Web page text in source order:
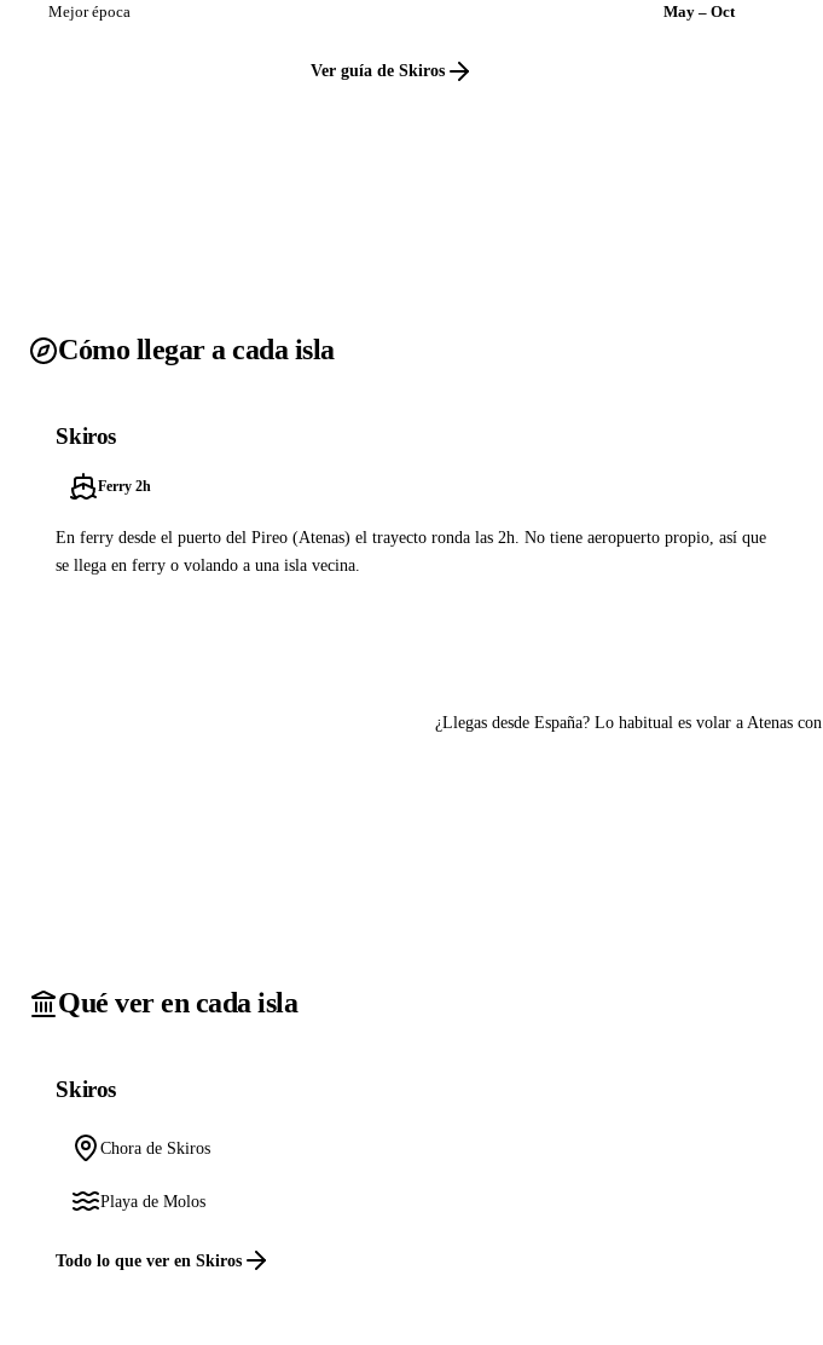
Mejor época
May – Oct
Ver guía de Skiros
Cómo llegar a cada isla
Skiros
Ferry 2h
En ferry desde el puerto del Pireo (Atenas) el trayecto ronda las 2h. No tiene aeropuerto propio, así que
se llega en ferry o volando a una isla vecina.
¿Llegas desde España? Lo habitual es volar a Atenas con
Qué ver en cada isla
Skiros
Chora de Skiros
Playa de Molos
Todo lo que ver en Skiros